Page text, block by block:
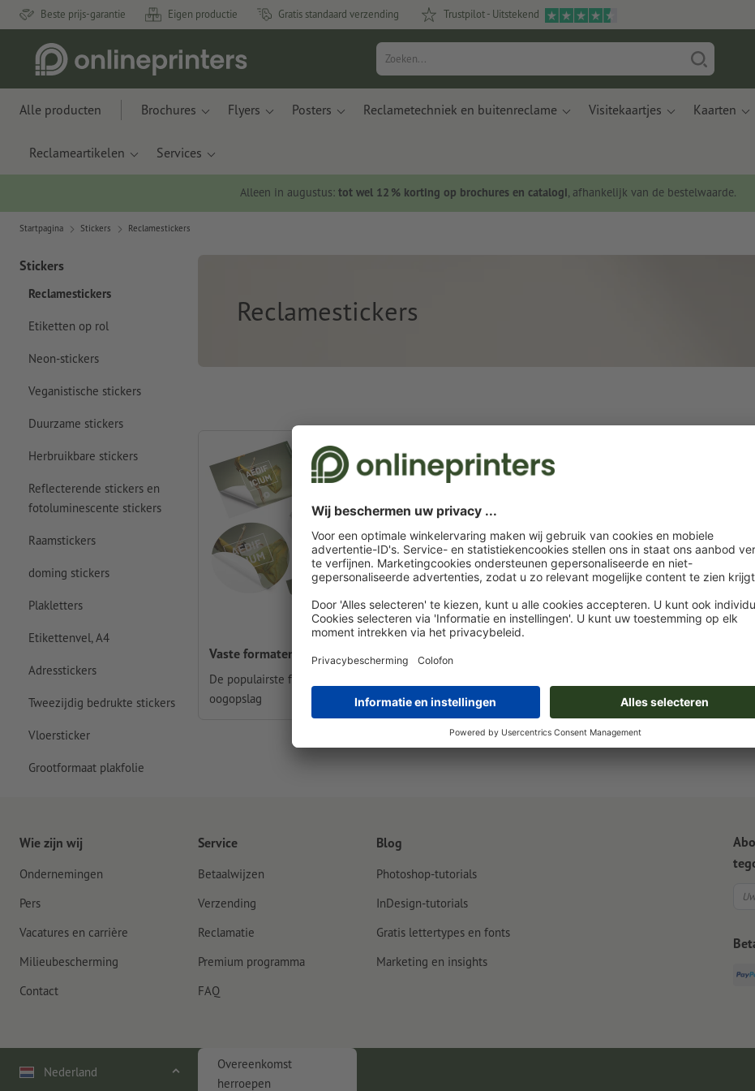
Beste prijs-garantie Eigen productie Gratis standaard verzending Trustpilot - Uitstekend
Alle producten Brochures Flyers Posters Reclametechniek en buitenreclame Visitekaartjes Kaarten
Reclameartikelen Services
Alleen in augustus: tot wel 12 % korting op brochures en catalogi, afhankelijk van de bestelwaarde.
Startpagina Stickers Reclamestickers
Stickers
Reclamestickers
Etiketten op rol
Neon-stickers
Veganistische stickers
Duurzame stickers
Herbruikbare stickers
Reflecterende stickers en
fotoluminescente stickers
Raamstickers
doming stickers
Plakletters
Etikettenvel, A4
Adresstickers
Tweezijdig bedrukte stickers
Vloersticker
Grootformaat plakfolie
Reclamestickers
Vaste formaten
De populairste formaten in één
oogopslag
Vrije formaatkeuze, rond
3 cm
Vrije
vierkant is
Wie zijn wij
Ondernemingen
Pers
Vacatures en carrière
Milieubescherming
Contact
Service
Betaalwijzen
Verzending
Reclamatie
Premium programma
FAQ
Blog
Photoshop-tutorials
InDesign-tutorials
Gratis lettertypes en fonts
Marketing en insights
Nederland
Overeenkomst
herroepen